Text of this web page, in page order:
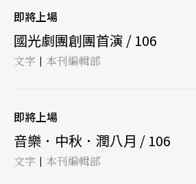
即將上場
國光劇團創團首演 / 106
文字 | 本刊編輯部
即將上場
音樂．中秋．潤八月 / 106
文字 | 本刊編輯部